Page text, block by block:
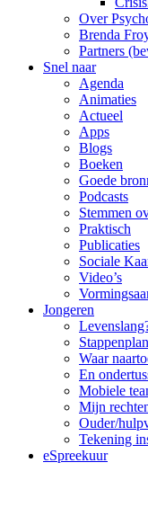
Over
Brenda
Partners
Snel naar
Agenda
Animaties
Actueel
Apps
Blogs
Boeken
Goede
Podcasts
Stemmen
Praktisch
Publicaties
Sociale
Video’s
Jongeren
Stappenplan
Waar
En
Mobiele
Mijn
Ouder/
Tekening
eSpreekuur